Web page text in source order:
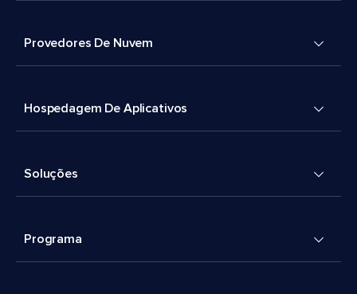
Provedores De Nuvem
Hospedagem De Aplicativos
Soluções
Programa